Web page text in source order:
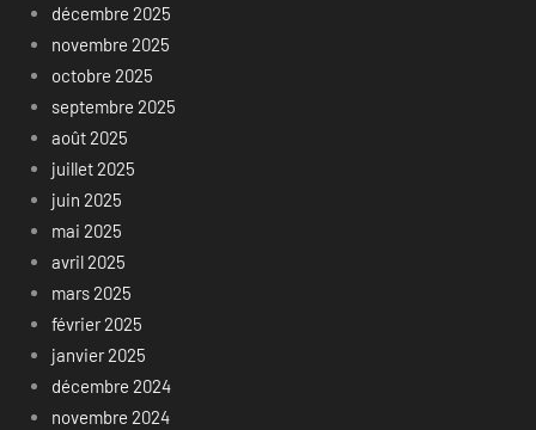
décembre 2025
novembre 2025
octobre 2025
septembre 2025
août 2025
juillet 2025
juin 2025
mai 2025
avril 2025
mars 2025
février 2025
janvier 2025
décembre 2024
novembre 2024